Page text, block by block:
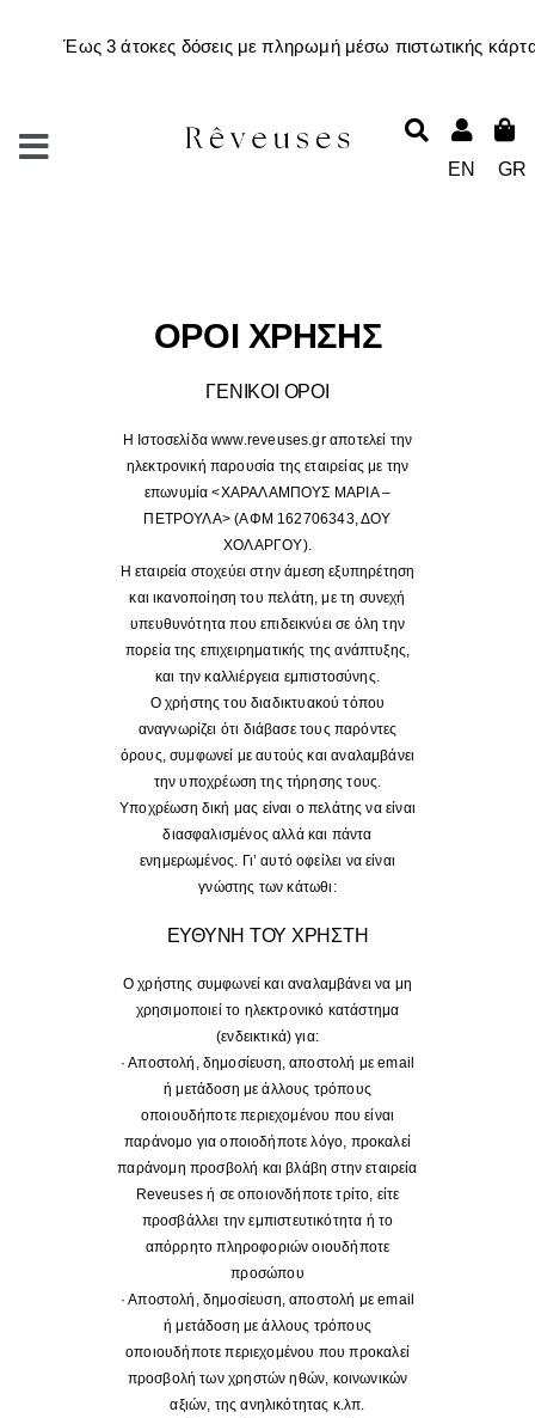
Toggle
EN GR
ΟΡΟΙ ΧΡΗΣΗΣ
ΓΕΝΙΚΟΙ ΟΡΟΙ
H Ιστοσελίδα www.reveuses.gr αποτελεί την
ηλεκτρονική παρουσία της εταιρείας με την
επωνυμία <ΧΑΡΑΛΑΜΠΟΥΣ ΜΑΡΙΑ –
ΠΕΤΡΟΥΛΑ> (ΑΦΜ 162706343, ΔΟΥ
ΧΟΛΑΡΓΟΥ).
Η εταιρεία στοχεύει στην άμεση εξυπηρέτηση
και ικανοποίηση του πελάτη, με τη συνεχή
υπευθυνότητα που επιδεικνύει σε όλη την
πορεία της επιχειρηματικής της ανάπτυξης,
και την καλλιέργεια εμπιστοσύνης.
Ο χρήστης του διαδικτυακού τόπου
αναγνωρίζει ότι διάβασε τους παρόντες
όρους, συμφωνεί με αυτούς και αναλαμβάνει
την υποχρέωση της τήρησης τους.
Υποχρέωση δική μας είναι ο πελάτης να είναι
διασφαλισμένος αλλά και πάντα
ενημερωμένος. Γι’ αυτό οφείλει να είναι
γνώστης των κάτωθι:
ΕΥΘΥΝΗ ΤΟΥ ΧΡΗΣΤΗ
Ο χρήστης συμφωνεί και αναλαμβάνει να μη
χρησιμοποιεί το ηλεκτρονικό κατάστημα
(ενδεικτικά) για:
· Αποστολή, δημοσίευση, αποστολή με email
ή μετάδοση με άλλους τρόπους
οποιουδήποτε περιεχομένου που είναι
παράνομο για οποιοδήποτε λόγο, προκαλεί
παράνομη προσβολή και βλάβη στην εταιρεία
Reveuses ή σε οποιονδήποτε τρίτο, είτε
προσβάλλει την εμπιστευτικότητα ή το
απόρρητο πληροφοριών οιουδήποτε
προσώπου
· Αποστολή, δημοσίευση, αποστολή με email
ή μετάδοση με άλλους τρόπους
οποιουδήποτε περιεχομένου που προκαλεί
προσβολή των χρηστών ηθών, κοινωνικών
αξιών, της ανηλικότητας κ.λπ.